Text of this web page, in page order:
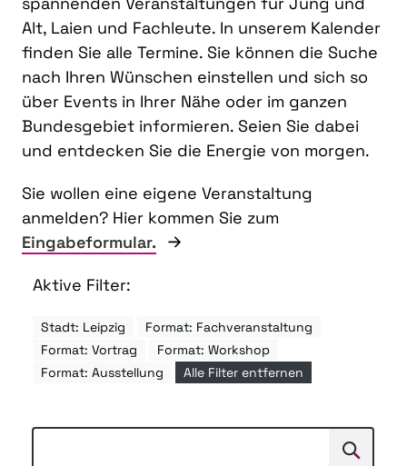
Alt, Laien und Fachleute. In unserem Kalender
finden Sie alle Termine. Sie können die Suche
nach Ihren Wünschen einstellen und sich so
über Events in Ihrer Nähe oder im ganzen
Bundesgebiet informieren. Seien Sie dabei
und entdecken Sie die Energie von morgen.
Sie wollen eine eigene Veranstaltung
anmelden? Hier kommen Sie zum
Eingabeformular.
Aktive Filter:
Stadt: Leipzig
Format: Fachveranstaltung
Format: Vortrag
Format: Workshop
Format: Ausstellung
Alle Filter entfernen
Suchen